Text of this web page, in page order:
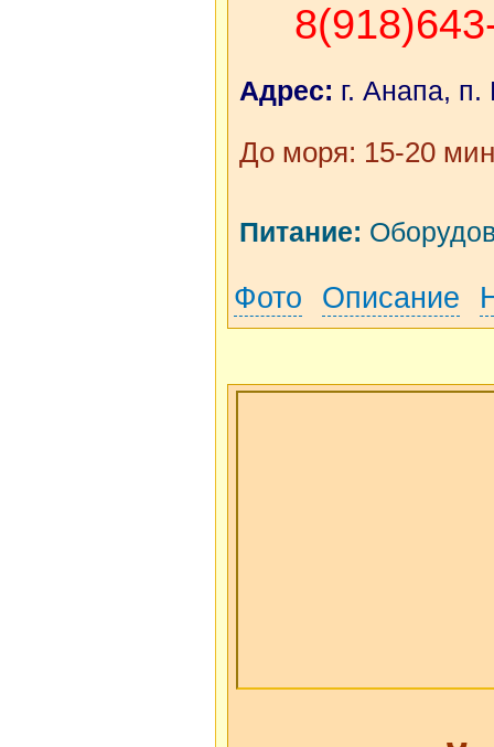
Адрес: г. Анапа,
До моря: 15-20
Питание:
Фото Описание